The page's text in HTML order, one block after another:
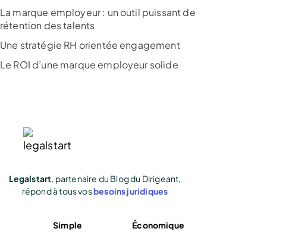
La marque employeur : un outil puissant de
rétention des talents
Une stratégie RH orientée engagement
Le ROI d’une marque employeur solide
Legalstart, partenaire du Blog du Dirigeant,
répond à tous vosbesoins juridiques
Simple Économique